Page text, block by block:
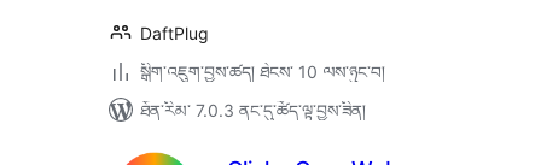
DaftPlug
སྒྲིག་འཇུག་བྱས་ཚད། ཐེངས་ 10 ལས་ཉུང་བ།
ཐོན་རིམ་ 7.0.3 ནང་དུ་ཚོད་ལྟ་བྱས་ཟིན།